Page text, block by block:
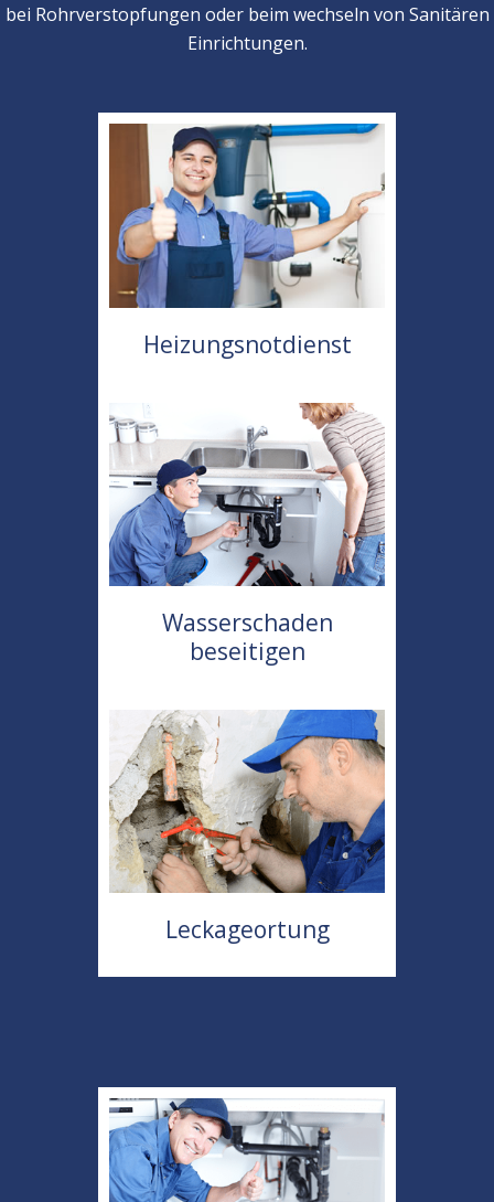
bei Rohrverstopfungen oder beim wechseln von Sanitären
Einrichtungen.
Heizungsnotdienst
Wasserschaden
beseitigen
Leckageortung